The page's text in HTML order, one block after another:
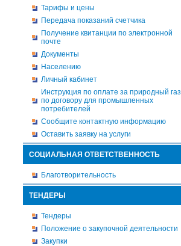
Тарифы и цены
Передача показаний счетчика
Получение квитанции по электронной
почте
Документы
Населению
Личный кабинет
Инструкция по оплате за природный газ
по договору для промышленных
потребителей
Сообщите контактную информацию
Оставить заявку на услуги
СОЦИАЛЬНАЯ ОТВЕТСТВЕННОСТЬ
Благотворительность
ТЕНДЕРЫ
Тендеры
Положение о закупочной деятельности
Закупки